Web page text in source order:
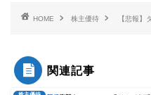
HOME 株主優待 【悲報】
関連記事